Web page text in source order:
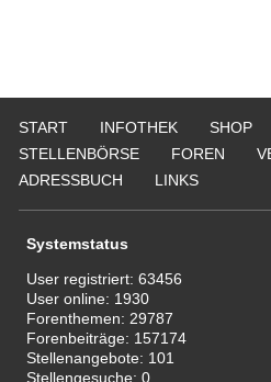
START INFOTHEK SHOP
STELLENBÖRSE
FOREN
ADRESSBUCH
LINKS
Systemstatus
User registriert:63456
User online: 1930
Forenthemen: 29787
Forenbeiträge: 157174
Stellenangebote: 101
Stellengesuche:0